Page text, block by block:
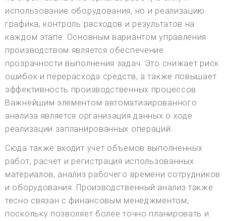
использование оборудования, но и реализацию
графика, контроль расходов и результатов на
каждом этапе. Основным вариантом управления
производством является обеспечение
прозрачности выполнения задач. Это снижает риск
ошибок и перерасхода средств, а также повышает
эффективность производственных процессов.
Важнейшим элементом автоматизированного
анализа является организация данных о ходе
реализации запланированных операций.
Сюда также входит учет объемов выполненных
работ, расчет и регистрация использованных
материалов, анализ рабочего времени сотрудников
и оборудования. Производственный анализ также
тесно связан с финансовым менеджментом,
поскольку позволяет более точно планировать и